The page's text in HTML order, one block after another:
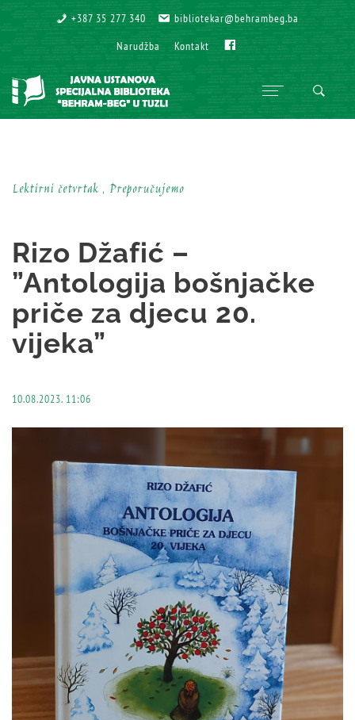
+387 35 277 340
+387 35 277 340 bibliotekar@behrambeg.ba
bibliotekar@behrambeg.ba
Narudžba
Narudžba Kontakt
Kontakt
Lektirni četvrtak , Preporučujemo
Rizo Džafić –
”Antologija bošnjačke
priče za djecu 20.
vijeka”
10.08.2023. 11:06